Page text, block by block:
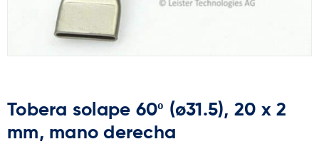
Tobera solape 60º (ø31.5), 20 x 2
mm, mano derecha